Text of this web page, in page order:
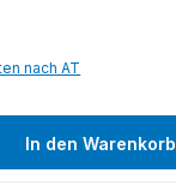
nach AT
In den Warenkorb